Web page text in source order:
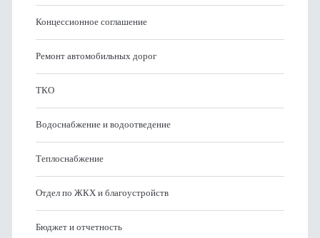
Концессионное соглашение
Ремонт автомобильных дорог
ТКО
Водоснабжение и водоотведение
Теплоснабжение
Отдел по ЖКХ и благоустройств
Бюджет и отчетность